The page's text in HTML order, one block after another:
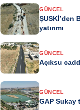
GÜNCEL
ŞUSKİ’den
yatırımı
GÜNCEL
Açıksu
GÜNCEL
GAP Sukay